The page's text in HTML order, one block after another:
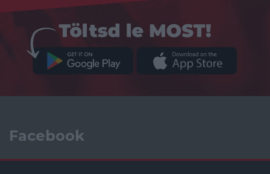
Facebook